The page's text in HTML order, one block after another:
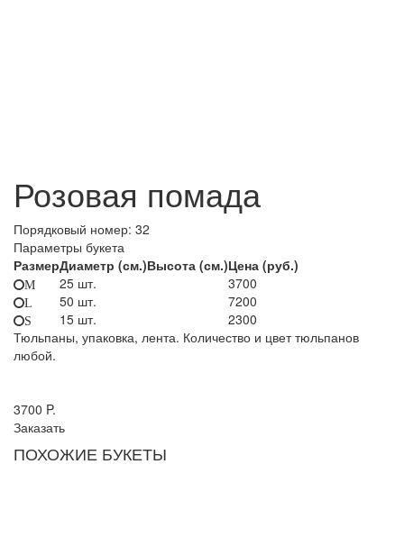
Розовая помада
Порядковый номер: 32
Параметры букета
РазмерДиаметр (см.)Высота (см.)Цена (руб.)
M 25 шт. 3700
L 50 шт. 7200
S 15 шт.
2300
Тюльпаны, упаковка, лента. Количество и цвет тюльпанов
любой.
3700 P.
Заказать
ПОХОЖИЕ БУКЕТЫ